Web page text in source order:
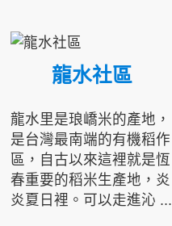
龍水社區
龍水里是琅嶠米的產地，
是台灣最南端的有機稻作
區，自古以來這裡就是恆
春重要的稻米生產地，炎
炎夏日裡。可以走進沁 ...